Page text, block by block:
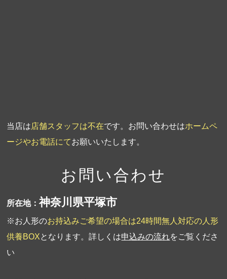
当店は店舗スタッフは不在です。お問い合わせはホームペ
ージやお電話にてお願いいたします。
お問い合わせ
所在地：神奈川県平塚市
※お人形のお持込みご希望の場合は24時間無人対応の人形
供養BOXとなります。詳しくは申込みの流れをご覧くださ
い